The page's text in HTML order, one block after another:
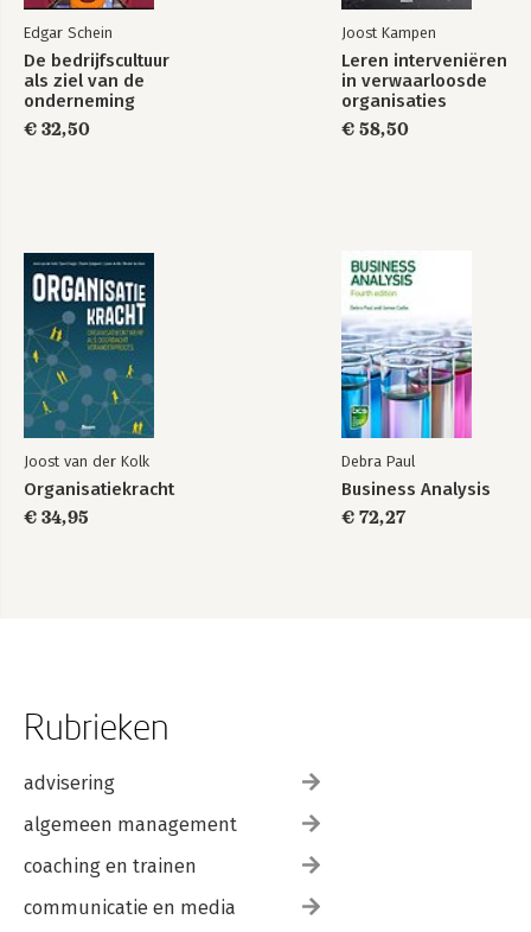
Edgar Schein
De bedrijfscultuur
als ziel van de
onderneming
€ 32,50
Joost Kampen
Leren interveniëren
in verwaarloosde
organisaties
€ 58,50
Joost van der Kolk
Organisatiekracht
€ 34,95
Debra Paul
Business Analysis
€ 72,27
Rubrieken
advisering
algemeen management
coaching en trainen
communicatie en media